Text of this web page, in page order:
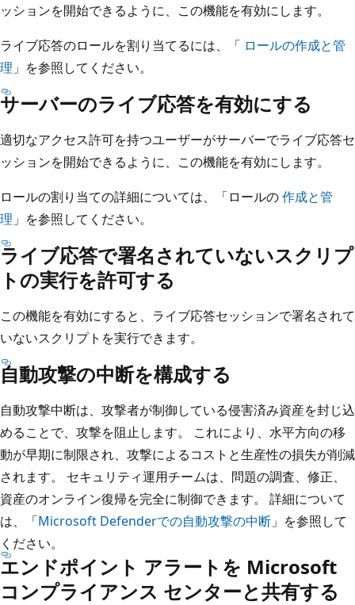
ッションを開始できるように、この機能を有効にします。
ライブ応答のロールを割り当てるには、「 ロールの作成と管
理 」を参照してください。
サーバーのライブ応答を有効にする
適切なアクセス許可を持つユーザーがサーバーでライブ応答セ
ッションを開始できるように、この機能を有効にします。
ロールの割り当ての詳細については、「ロールの作成と管
理 」を参照してください。
ライブ応答で署名されていないスクリプ
トの実行を許可する
この機能を有効にすると、ライブ応答セッションで署名されて
いないスクリプトを実行できます。
自動攻撃の中断を構成する
自動攻撃中断は、攻撃者が制御している侵害済み資産を封じ込
めることで、攻撃を阻止します。 これにより、水平方向の移
動が早期に制限され、攻撃によるコストと生産性の損失が削減
されます。 セキュリティ運用チームは、問題の調査、修正、
資産のオンライン復帰を完全に制御できます。 詳細について
は、「Microsoft Defenderでの自動攻撃の中断 」を参照して
ください。
エンドポイント アラートを Microsoft
コンプライアンス センターと共有する